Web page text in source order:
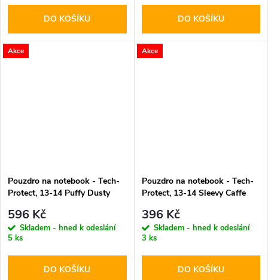
DO KOŠÍKU DO KOŠÍKU
Akce
Pouzdro na notebook - Tech-
Protect, 13-14 Puffy Dusty
596 Kč
Skladem - hned k odeslání
5 ks
DO KOŠÍKU
Akce
Pouzdro na notebook - Tech-
Protect, 13-14 Sleevy Caffe
396 Kč
Skladem - hned k odeslání
3 ks
DO KOŠÍKU